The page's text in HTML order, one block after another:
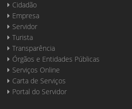
Cidadão
Empresa
Servidor
Turista
Transparência
Órgãos e Entidades Públicas
Serviços Online
Carta de Serviços
Portal do Servidor